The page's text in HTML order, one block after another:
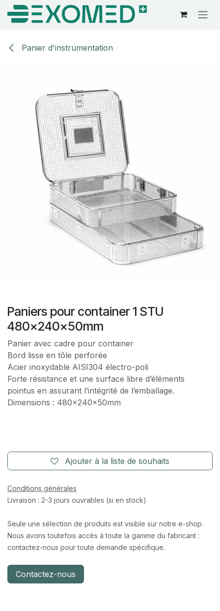
Se rendre au contenu
Panier d'instrumentation
Paniers pour container 1 STU
480x240x50mm
Panier avec cadre pour container
Bord lisse en tôle perforée
Acier inoxydable AISI304 électro-poli
Forte résistance et une surface libre d’éléments
pointus en assurant l’intégrité de l’emballage.
Dimensions : 480x240x50mm
Ajouter à la liste de souhaits
Conditions générales
Livraison : 2-3 jours ouvrables (si en stock)
Seule une sélection de produits est visible sur notre e-shop.
Nous avons toutefois accès à toute la gamme du fabricant :
contactez-nous pour toute demande spécifique.
Contactez-nous